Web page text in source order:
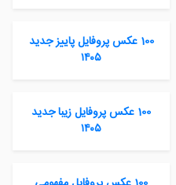
100 عکس پروفایل پاییز جدید
۱۴۰۵
100 عکس پروفایل زیبا جدید
۱۴۰۵